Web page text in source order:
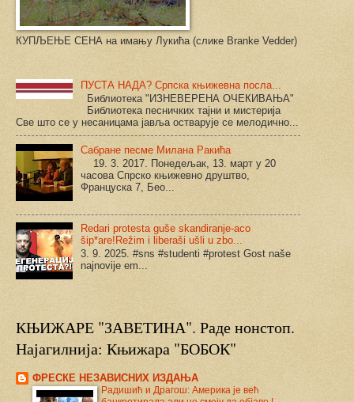
КУПЉЕЊЕ СЕНА на имању Лукића (слике Branke Vedder)
ПУСТА НАДА? Српска књижевна посла...
Библиотека "ИЗНЕВЕРЕНА ОЧЕКИВАЊА"
Библиотека песничких тајни и мистерија
Све што се у несаницама јавља остварује се мелодично...
Сабране песме Милана Ракића
19. 3. 2017. Понедељак, 13. март у 20
часова Спрско књижевно друштво,
Француска 7, Бео...
Redari protesta guše skandiranje-aco
šip*are!Režim i liberaši ušli u zbo...
3. 9. 2025. #sns #studenti #protest Gost naše
najnovije em...
КЊИЖАРЕ "ЗАВЕТИНА". Раде нонстоп.
Најагилнија: Књижара "БОБОК"
ФРЕСКЕ НЕЗАВИСНИХ ИЗДАЊА
Радишић и Драгош: Америка је већ